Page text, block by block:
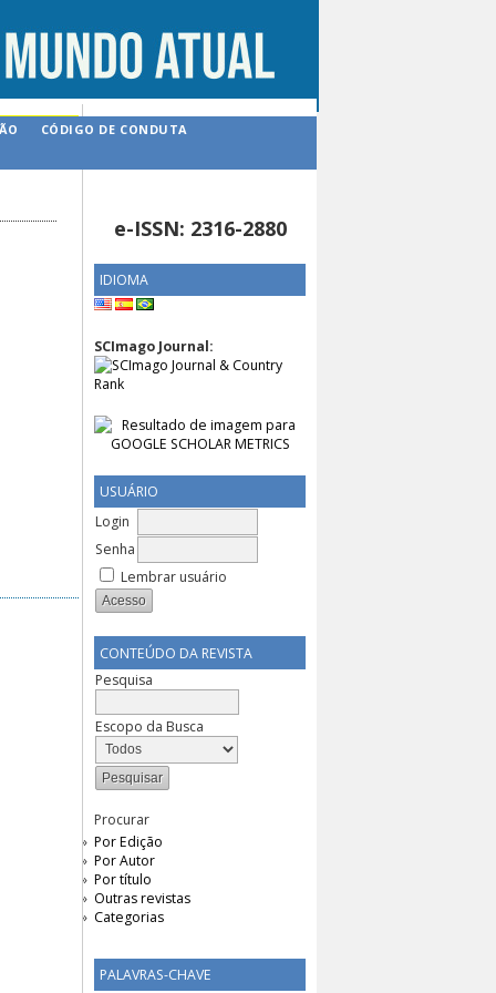
e-ISSN: 2316-2880
IDIOMA
SCImago Journal:
USUÁRIO
Login
Senha
Lembrar usuário
CONTEÚDO DA REVISTA
Pesquisa
Escopo da Busca
Procurar
Por Edição
Por Autor
Por título
Outras revistas
Categorias
PALAVRAS-CHAVE
CÓDIGO DE CONDUTA